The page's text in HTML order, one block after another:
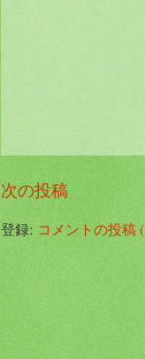
次の投稿
登録:コメントの投稿